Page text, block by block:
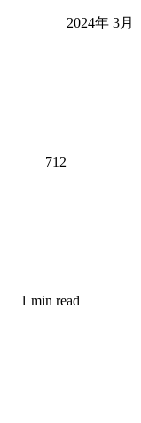
2024年 3月
712
1 min read